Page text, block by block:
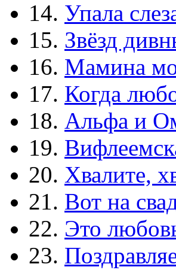
14. Упала
15. Звёзд
16. Мамина
17. Когда
18. Альфа и
19.
20. Хвалите,
21. Вот на
22. Это
23.